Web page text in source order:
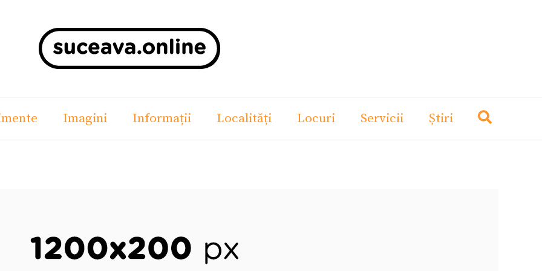
Imagini Informații Localități Locuri Servicii Știri